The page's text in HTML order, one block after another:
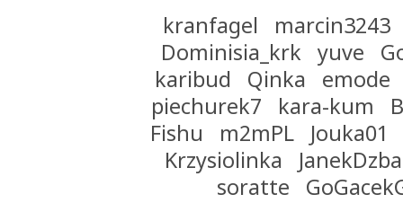
kranfagel marcin3243
Dominisia_krk yuve
karibud Qinka emode
piechurek7 kara-kum
Fishu m2mPL Jouka01
Krzysiolinka
soratte